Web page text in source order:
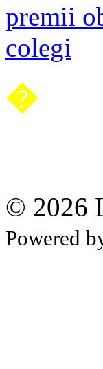
premii
colegi
�
© 2026
Powered